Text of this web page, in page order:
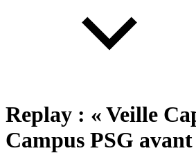
Replay : « Veille
Campus PSG